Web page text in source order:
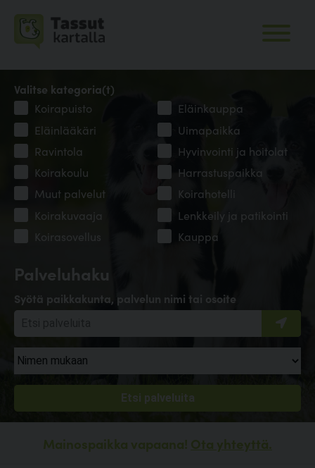
Palveluhaku
Syötä paikkakunta, palvelun nimi tai osoite
Valitse kategoria(t)
Koirapuisto
Eläinkauppa
Eläinlääkäri
Uimapaikka
Ravintola
Hyvinvointi ja hoitolat
Koirakoulu
Harrastuspaikka
Muut palvelut
Koirahotelli
Koirakuvaaja
Lenkkeily ja patikointi
Koirasovellus
Kauppa
Mainospaikka vapaana! Ota yhteyttä.